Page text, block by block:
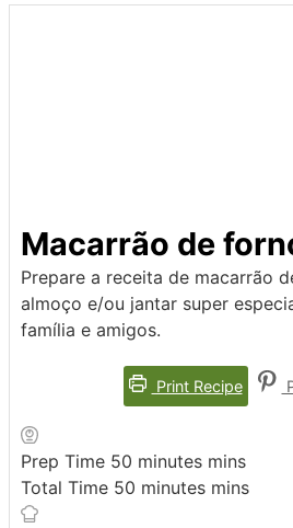
Macarrão de
Prepare a receita de macarrão
almoço e/ou jantar super
família e amigos.
Print Recipe
Prep Time 50 minutes mins
Total Time 50 minutes mins